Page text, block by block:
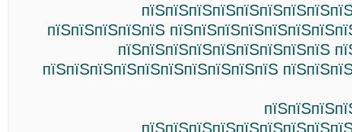
пїЅпїЅпїЅпїЅпїЅ
пїЅпїЅпїЅпїЅпїЅпїЅпїЅпїЅпїЅ
пїЅпїЅпїЅпїЅпїЅпїЅпїЅпїЅпїЅпїЅ